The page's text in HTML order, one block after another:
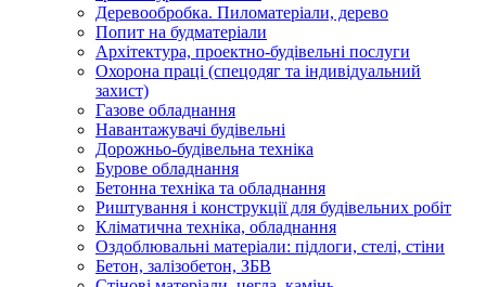
Деревообробка. Пиломатеріали, дерево
Попит на будматеріали
Архітектура, проектно-будівельні послуги
Охорона праці (спецодяг та індивідуальний
захист)
Газове обладнання
Навантажувачі будівельні
Дорожньо-будівельна техніка
Бурове обладнання
Бетонна техніка та обладнання
Риштування і конструкції для будівельних робіт
Кліматична техніка, обладнання
Оздоблювальні матеріали: підлоги, стелі, стіни
Бетон, залізобетон, ЗБВ